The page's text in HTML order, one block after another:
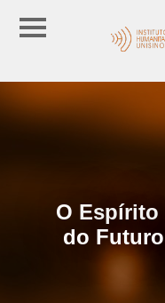
O Espírito
do